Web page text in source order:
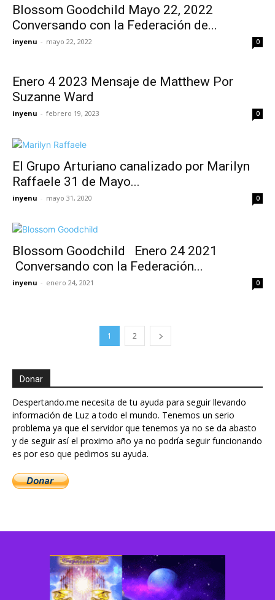
Blossom Goodchild Mayo 22, 2022
Conversando con la Federación de...
inyenu - mayo 22, 2022 0
Enero 4 2023 Mensaje de Matthew Por
Suzanne Ward
inyenu - febrero 19, 2023 0
El Grupo Arturiano canalizado por Marilyn
Raffaele 31 de Mayo...
inyenu - mayo 31, 2020 0
Blossom Goodchild Enero 24 2021
Conversando con la Federación...
inyenu - enero 24, 2021 0
1 2
Donar
Despertando.me necesita de tu ayuda para seguir llevando
información de Luz a todo el mundo. Tenemos un serio
problema ya que el servidor que tenemos ya no se da abasto
y de seguir así el proximo año ya no podría seguir funcionando
es por eso que pedimos su ayuda.